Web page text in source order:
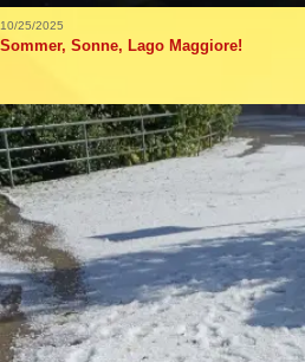
10/25/2025
Sommer, Sonne, Lago Maggiore!